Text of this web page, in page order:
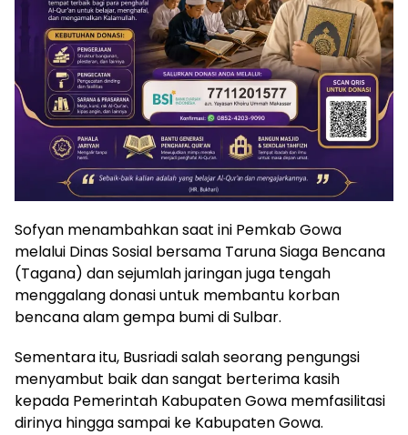
Sofyan menambahkan saat ini Pemkab Gowa
melalui Dinas Sosial bersama Taruna Siaga Bencana
(Tagana) dan sejumlah jaringan juga tengah
menggalang donasi untuk membantu korban
bencana alam gempa bumi di Sulbar.
Sementara itu, Busriadi salah seorang pengungsi
menyambut baik dan sangat berterima kasih
kepada Pemerintah Kabupaten Gowa memfasilitasi
dirinya hingga sampai ke Kabupaten Gowa.